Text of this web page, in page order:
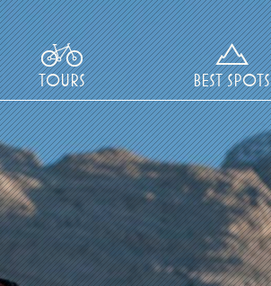
TOURS BEST SPOTS